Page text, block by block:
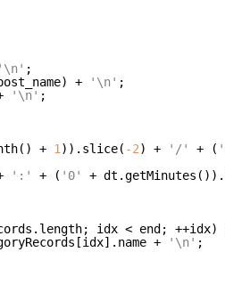
'\n' ;
+ '\n' ;
'\n' ;
+ 1 )).slice( -2) + '/' + (
':' + ( '0' +
idx < end; ++idx)
+ '\n' ;